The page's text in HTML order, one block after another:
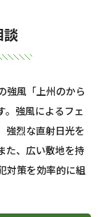
強風「上州のから
。強風によるフェ
強烈な直射日光を
た、広い敷地を持
対策を効率的に組